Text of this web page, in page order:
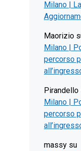
Milano |
Maorizio
Milano |
percorso
Pirandello
Milano |
percorso
massy su